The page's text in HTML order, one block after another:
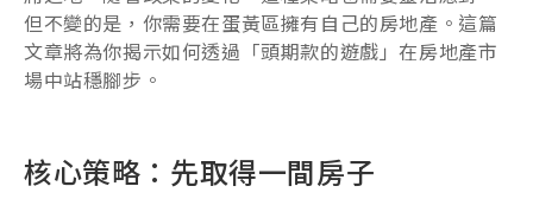
但不變的是，你需要在蛋黃區擁有自己的房地產。這篇
文章將為你揭示如何透過「頭期款的遊戲」在房地產市
場中站穩腳步。
核心策略：先取得一間房子